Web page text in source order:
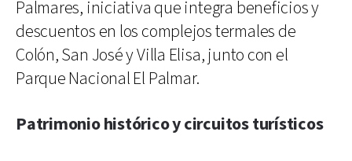
Palmares, iniciativa que integra beneficios y
descuentos en los complejos termales de
Colón, San José y Villa Elisa, junto con el
Parque Nacional El Palmar.
Patrimonio histórico y circuitos turísticos